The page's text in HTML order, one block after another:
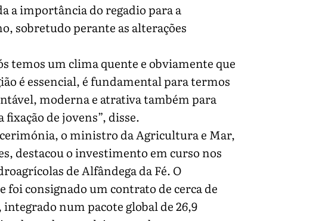
a importância do regadio para a
sobretudo perante as alterações
temos um clima quente e obviamente que
é essencial, é fundamental para termos
moderna e atrativa também para
de jovens”, disse.
o ministro da Agricultura e Mar,
destacou o investimento em curso nos
de Alfândega da Fé. O
foi consignado um contrato de cerca de
num pacote global de 26,9